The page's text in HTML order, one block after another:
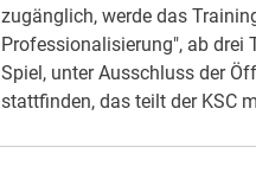
zugänglich, werde das
Professionalisierung", ab drei
Spiel, unter Ausschluss der
stattfinden, das teilt der KSC